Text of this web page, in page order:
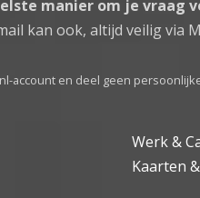
manier om je vraag
kan ook, altijd veilig via
account en deel geen
Werk &
Kaarten